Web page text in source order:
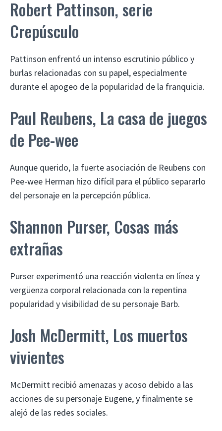
Robert Pattinson, serie
Crepúsculo
Pattinson enfrentó un intenso escrutinio público y
burlas relacionadas con su papel, especialmente
durante el apogeo de la popularidad de la franquicia.
Paul Reubens, La casa de juegos
de Pee-wee
Aunque querido, la fuerte asociación de Reubens con
Pee-wee Herman hizo difícil para el público separarlo
del personaje en la percepción pública.
Shannon Purser, Cosas más
extrañas
Purser experimentó una reacción violenta en línea y
vergüenza corporal relacionada con la repentina
popularidad y visibilidad de su personaje Barb.
Josh McDermitt, Los muertos
vivientes
McDermitt recibió amenazas y acoso debido a las
acciones de su personaje Eugene, y finalmente se
alejó de las redes sociales.